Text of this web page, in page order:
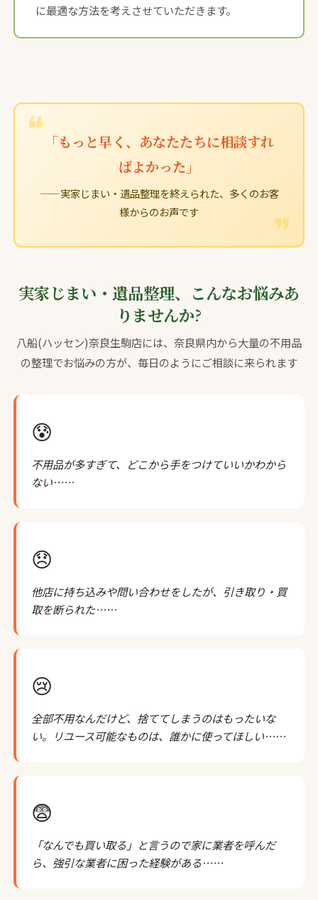
に最適な方法を考えさせていただきます。
「もっと早く、あなたたちに相談すれ
ばよかった」
——実家じまい・遺品整理を終えられた、多くのお客
様からのお声です
実家じまい・遺品整理、こんなお悩みあ
りませんか?
八船(ハッセン)奈良生駒店には、奈良県内から大量の不用品
の整理でお悩みの方が、毎日のようにご相談に来られます
😰
不用品が多すぎて、どこから手をつけていいかわから
ない……
😞
他店に持ち込みや問い合わせをしたが、引き取り・買
取を断られた……
😢
全部不用なんだけど、捨ててしまうのはもったいな
い。リユース可能なものは、誰かに使ってほしい……
😨
「なんでも買い取る」と言うので家に業者を呼んだ
ら、強引な業者に困った経験がある……